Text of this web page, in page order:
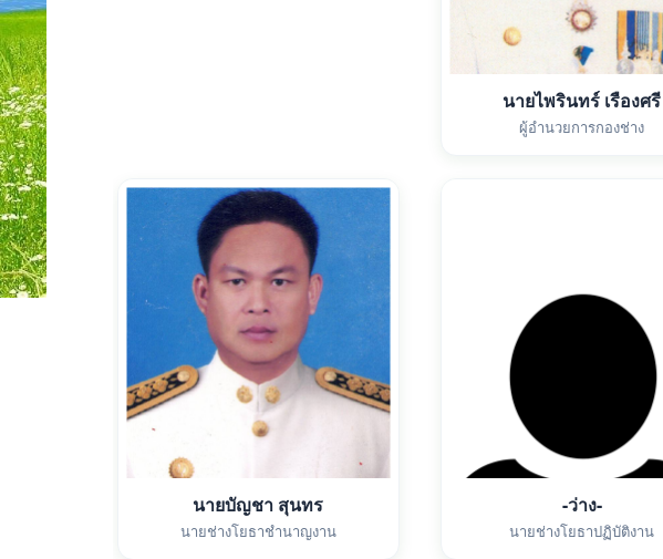
นายไพรินทร์ เรืองศรี
ผู้อำนวยการกองช่าง
นายบัญชา สุนทร
นายช่างโยธาชำนาญงาน
-ว่าง-
นายช่างโยธาปฏิบัติงาน